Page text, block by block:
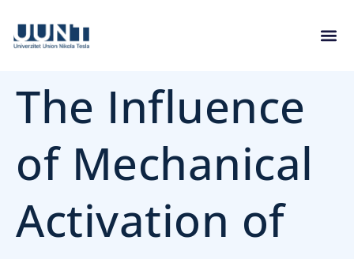
The Influence
of Mechanical
Activation of